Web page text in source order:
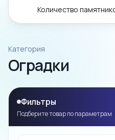
Количество
Категория
Оградки
Фильтры
Подберите товар по параметрам